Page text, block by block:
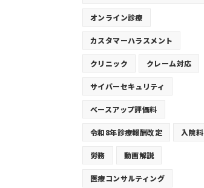
オンライン診療
カスタマーハラスメント
クリニック クレーム対応
サイバーセキュリティ
ベースアップ評価料
令和8年診療報酬改定 入院料
労務 動画解説
医療コンサルティング